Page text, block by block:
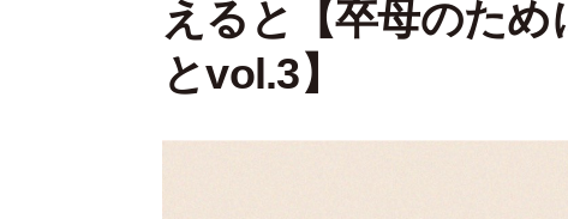
えると【卒母のた
とvol.3】